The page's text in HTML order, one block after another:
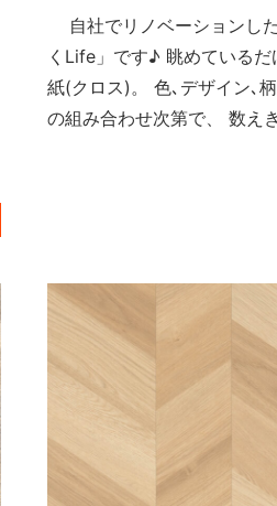
自社でリノベーションし
くLife」です♪ 眺めている
紙(クロス)。 色､デザイン､
の組み合わせ次第で、 数え